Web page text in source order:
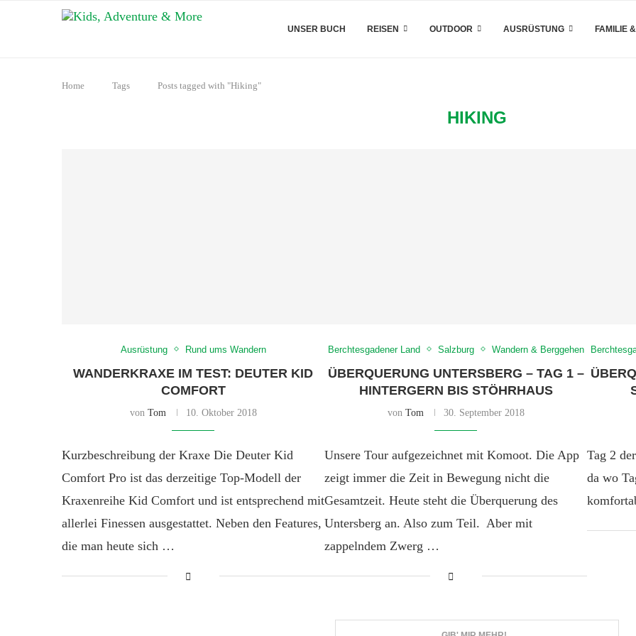
UNSER BUCH REISEN OUTDOOR AUSRÜSTUNG FAMILIE
Home Tags Posts tagged with "Hiking"
HIKING
Ausrüstung Rund ums Wandern
WANDERKRAXE IM TEST: DEUTER KID
COMFORT
von Tom 10. Oktober 2018
Kurzbeschreibung der Kraxe Die Deuter Kid
Comfort Pro ist das derzeitige Top-Modell der
Kraxenreihe Kid Comfort und ist entsprechend mit
allerlei Finessen ausgestattet. Neben den Features,
die man heute sich …
Berchtesgadener Land Salzburg Wandern & Berggehen
ÜBERQUERUNG UNTERSBERG – TAG 1 –
HINTERGERN BIS STÖHRHAUS
von Tom 30. September 2018
Unsere Tour aufgezeichnet mit Komoot. Die App
zeigt immer die Zeit in Bewegung nicht die
Gesamtzeit. Heute steht die Überquerung des
Untersberg an. Also zum Teil. Aber mit
zappelndem Zwerg …
Tag 2
da wo